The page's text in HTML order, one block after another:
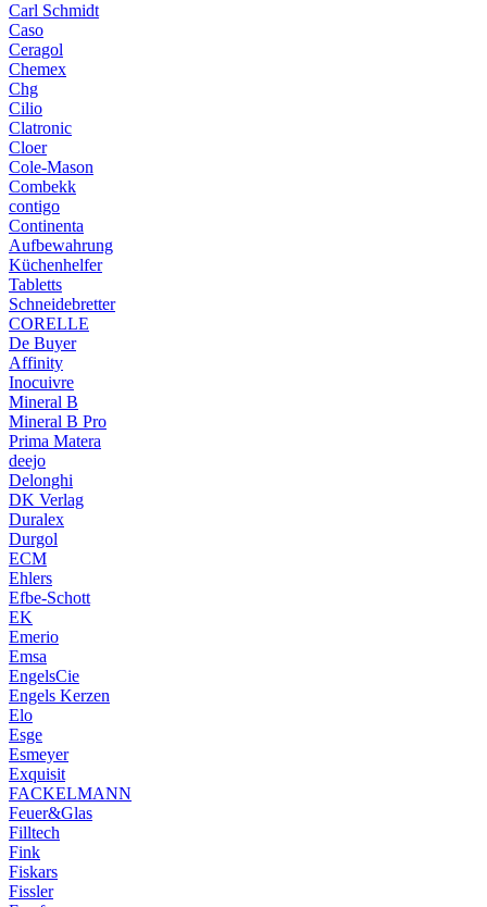
Carl Schmidt
Caso
Ceragol
Chemex
Chg
Cilio
Clatronic
Cloer
Cole-Mason
Combekk
contigo
Continenta
Aufbewahrung
Küchenhelfer
Tabletts
Schneidebretter
CORELLE
De Buyer
Affinity
Inocuivre
Mineral B
Mineral B Pro
Prima Matera
deejo
Delonghi
DK Verlag
Duralex
Durgol
ECM
Ehlers
Efbe-Schott
EK
Emerio
Emsa
EngelsCie
Engels Kerzen
Elo
Esge
Esmeyer
Exquisit
FACKELMANN
Feuer&Glas
Filltech
Fink
Fiskars
Fissler